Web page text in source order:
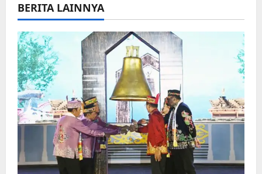
v
i
g
a
t
i
o
BERITA LAINNYA